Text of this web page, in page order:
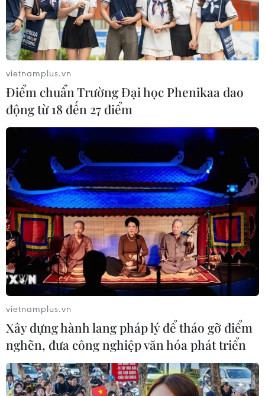
vietnamplus.vn
Điểm chuẩn Trường Đại học Phenikaa dao
động từ 18 đến 27 điểm
vietnamplus.vn
Xây dựng hành lang pháp lý để tháo gỡ điểm
nghẽn, đưa công nghiệp văn hóa phát triển